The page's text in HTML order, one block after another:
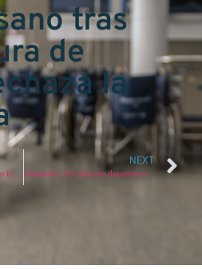
tras
de
la
NEXT
Depresión. Por qué nos deprimimos y diferencias con la tristeza